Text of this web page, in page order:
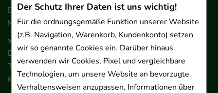
Der Schutz Ihrer Daten ist uns wichtig!
Für die ordnungsgemäße Funktion unserer Website
(z.B. Navigation, Warenkorb, Kundenkonto) setzen
wir so genannte Cookies ein. Darüber hinaus
verwenden wir Cookies, Pixel und vergleichbare
Technologien, um unsere Website an bevorzugte
Verhaltensweisen anzupassen, Informationen über
Beratung und Kundenservice:
Montag - Freitag von 9.00 bis 17.00 Uhr
www.ApoSalis.de· E-Mail:info@ApoSalis.de
Ernst-August-Platz 2 · 30159 Hannover
Telefon 0511 89 71 80 0 · Fax 0511 89 71 80 11
Kontaktformular